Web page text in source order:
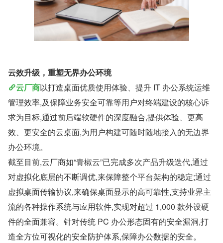
云效升级，重塑无界办公环境
云厂商以打造桌面优质使用体验、提升 IT 办公系统运维
管理效率,及保障业务安全可靠等用户对终端建设的核心诉
求为目标,通过前后端软硬件的深度融合,提供体验、更高
效、更安全的云桌面,为用户构建可随时随地接入的无边界
办公环境。
截至目前,云厂商如“青椒云”已完成多次产品升级迭代,通过
对虚拟化底层的不断调优,来保障整个平台架构的稳定;通过
虚拟桌面传输协议,来确保桌面显示的高可靠性,支持业界主
流的各种操作系统与应用软件,实现对超过 1,000 款外设硬
件的全面兼容。针对传统 PC 办公形态固有的安全漏洞,打
造全方位可视化的安全防护体系,保障办公数据的安全。